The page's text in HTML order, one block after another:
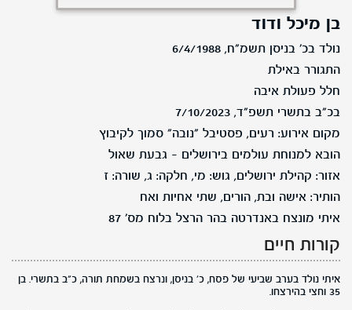
בן מיכל ודוד
נולד בכ' בניסן תשמ"ח, 6/4/1988
התגורר באילת
חלל פעולת איבה
בכ"ב בתשרי תשפ"ד, 7/10/2023
מקום אירוע: רעים, פסטיבל "נובה" סמוך לקיבוץ
הובא למנוחת עולמים בירושלים - גבעת שאול
אזור: קהילת ירושלים, גוש: מי, חלקה: ג, שורה: ז
הותיר: אישה ובת, הורים, שתי אחיות ואח
איתי מונצח באנדרטה בהר הרצל בלוח מס' 87
קורות חיים
איתי נולד בערב שביעי של פסח, כ' בניסן, ונרצח בשמחת תורה, כ"ב בתשרי. בן
35 וחצי בהירצחו.